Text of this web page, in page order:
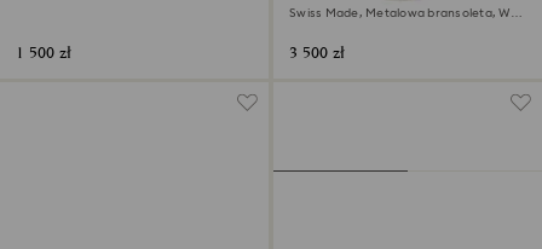
1 500 zł
Swiss Made, Metalowa bransoleta, W
3 500 zł